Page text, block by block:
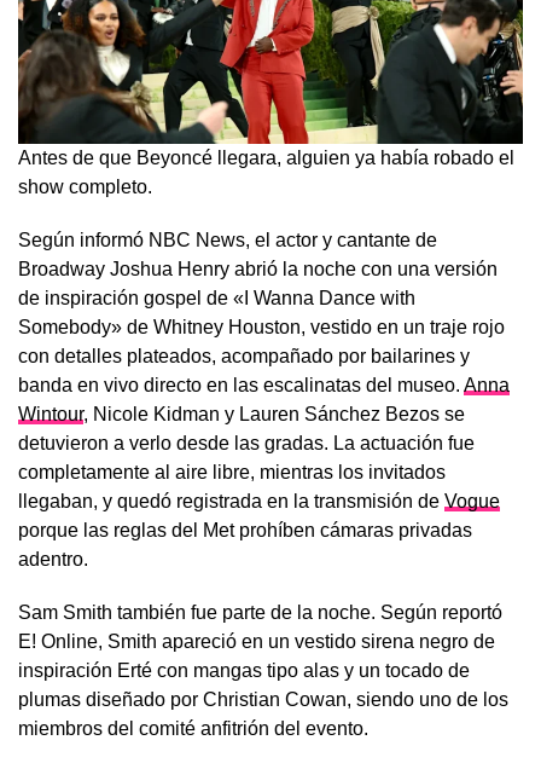
Antes de que Beyoncé llegara, alguien ya había robado el
show completo.
Según informó NBC News, el actor y cantante de
Broadway Joshua Henry abrió la noche con una versión
de inspiración gospel de «I Wanna Dance with
Somebody» de Whitney Houston, vestido en un traje rojo
con detalles plateados, acompañado por bailarines y
banda en vivo directo en las escalinatas del museo. Anna
Wintour, Nicole Kidman y Lauren Sánchez Bezos se
detuvieron a verlo desde las gradas. La actuación fue
completamente al aire libre, mientras los invitados
llegaban, y quedó registrada en la transmisión de Vogue
porque las reglas del Met prohíben cámaras privadas
adentro.
Sam Smith también fue parte de la noche. Según reportó
E! Online, Smith apareció en un vestido sirena negro de
inspiración Erté con mangas tipo alas y un tocado de
plumas diseñado por Christian Cowan, siendo uno de los
miembros del comité anfitrión del evento.